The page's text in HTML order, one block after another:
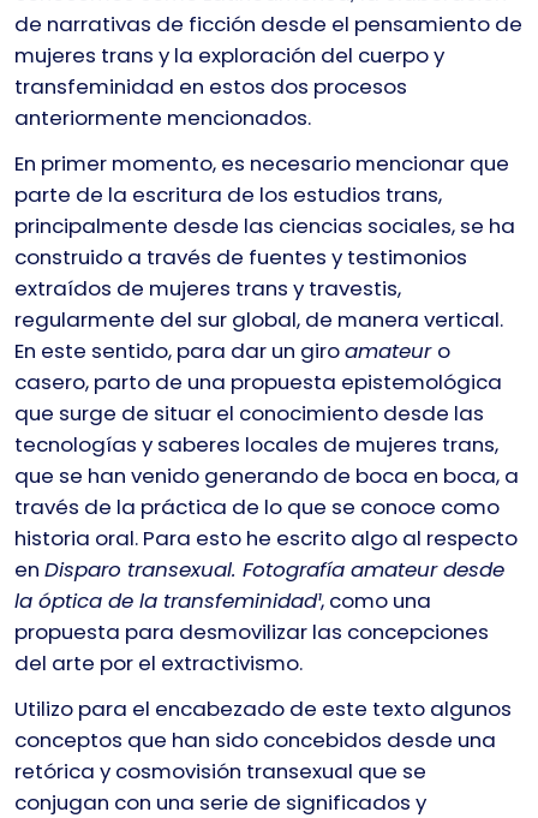
de narrativas de ficción desde el pensamiento de
mujeres trans y la exploración del cuerpo y
transfeminidad en estos dos procesos
anteriormente mencionados.
En primer momento, es necesario mencionar que
parte de la escritura de los estudios trans,
principalmente desde las ciencias sociales, se ha
construido a través de fuentes y testimonios
extraídos de mujeres trans y travestis,
regularmente del sur global, de manera vertical.
En este sentido, para dar un giroamateur o
casero, parto de una propuesta epistemológica
que surge de situar el conocimiento desde las
tecnologías y saberes locales de mujeres trans,
que se han venido generando de boca en boca, a
través de la práctica de lo que se conoce como
historia oral. Para esto he escrito algo al respecto
en Disparo transexual. Fotografía amateur desde
la óptica de la transfeminidad¹, como una
propuesta para desmovilizar las concepciones
del arte por el extractivismo.
Utilizo para el encabezado de este texto algunos
conceptos que han sido concebidos desde una
retórica y cosmovisión transexual que se
conjugan con una serie de significados y